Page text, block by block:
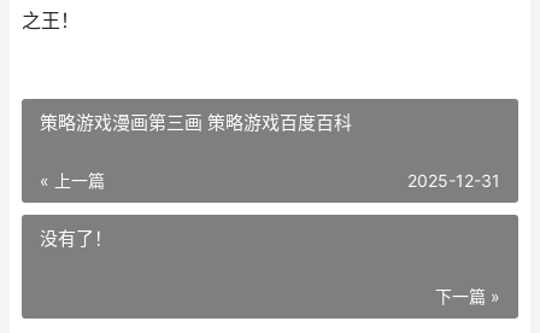
之王！
策略游戏漫画第三画 策略游戏百度百科
« 上一篇 2025-12-31
没有了！
下一篇 »